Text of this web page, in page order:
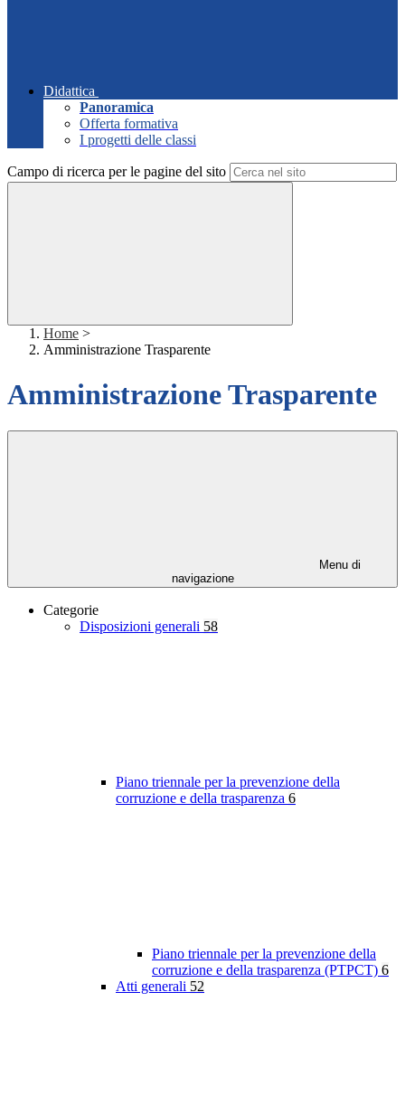
Didattica
Panoramica
Offerta formativa
I progetti delle classi
Campo di ricerca per le pagine del sito
Home >
Amministrazione Trasparente
Amministrazione Trasparente
Menu di
navigazione
Categorie
Disposizioni generali 58
Piano triennale per la prevenzione della
corruzione e della trasparenza 6
Piano triennale per la prevenzione della
corruzione e della trasparenza (PTPCT) 6
Atti generali 52